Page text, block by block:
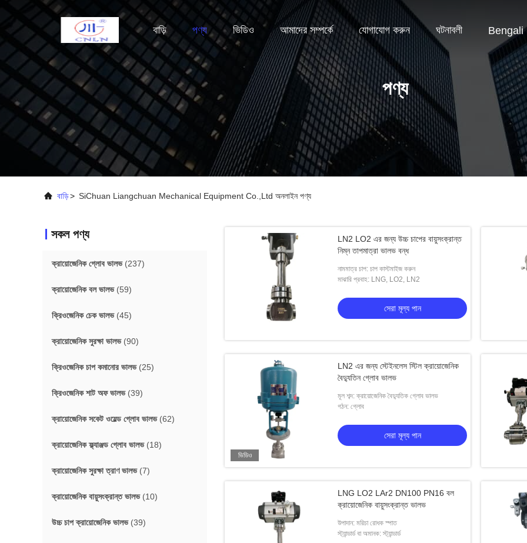
বাড়ি পণ্য ভিডিও আমাদের সম্পর্কে যোগাযোগ করুন ঘটনাবলী Bengali
পণ্য
বাড়ি> SiChuan Liangchuan Mechanical Equipment Co.,Ltd অনলাইন পণ্য
সকল পণ্য
ক্রায়োজেনিক গ্লোব ভালভ(237)
ক্রায়োজেনিক বল ভালভ(59)
ক্রিওজেনিক চেক ভালভ(45)
ক্রায়োজেনিক সুরক্ষা ভালভ(90)
ক্রিওজেনিক চাপ কমানোর ভালভ(25)
ক্রিওজেনিক শাট অফ ভালভ(39)
ক্রায়োজেনিক সকেট ওয়েল্ড গ্লোব ভালভ(62)
ক্রায়োজেনিক ফ্ল্যাঞ্জড গ্লোব ভালভ(18)
ক্রায়োজেনিক সুরক্ষা ত্রাণ ভালভ(7)
ক্রায়োজেনিক বায়ুসংক্রান্ত ভালভ(10)
উচ্চ চাপ ক্রায়োজেনিক ভালভ(39)
LN2 LO2 এর জন্য উচ্চ চাপের বায়ুসংক্রান্ত
নিম্ন তাপমাত্রা ভালভ বন্ধ
নামমাত্র চাপ: চাপ কাস্টমাইজ করুন
মাঝারি প্রবাহ: LNG, LO2, LN2
সেরা মূল্য পান
ভিডিও
LN2 এর জন্য স্টেইনলেস স্টিল ক্রায়োজেনিক
বৈদ্যুতিন গ্লোব ভালভ
মূল শব্দ: ক্রায়োজেনিক বৈদ্যুতিক গ্লোব ভালভ
গঠন: গ্লোব
সেরা মূল্য পান
LNG LO2 LAr2 DN100 PN16 বল
ক্রায়োজেনিক বায়ুসংক্রান্ত ভালভ
উপাদান: মরিচা রোধক স্পাত
স্ট্যান্ডার্ড বা অমানক: স্ট্যান্ডার্ড